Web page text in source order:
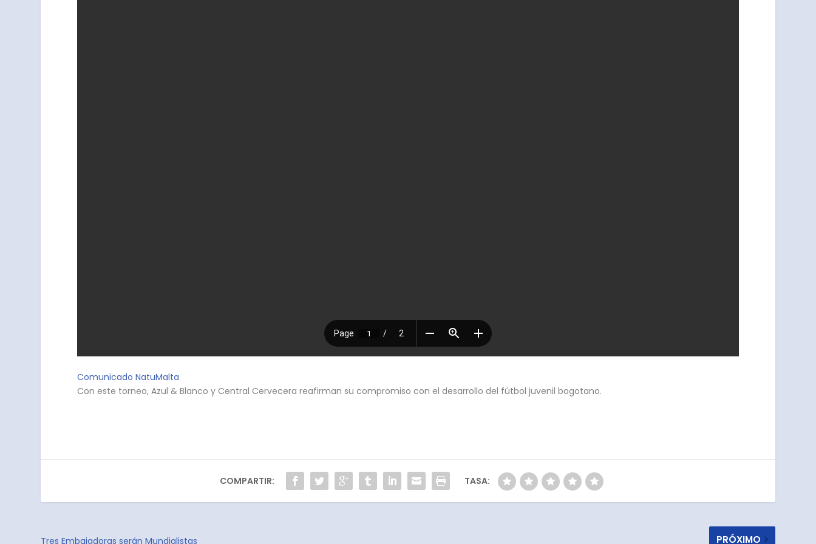
Comunicado NatuMalta
Con este torneo, Azul & Blanco y Central Cervecera reafirman su compromiso con el desarrollo del fútbol juvenil bogotano.
COMPARTIR: TASA:
Tres Embajadoras serán Mundialistas PRÓXIMO